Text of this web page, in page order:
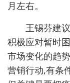
月左右。
王锡芬建
积极应对暂时
市场变化的趋
营销行动,有条